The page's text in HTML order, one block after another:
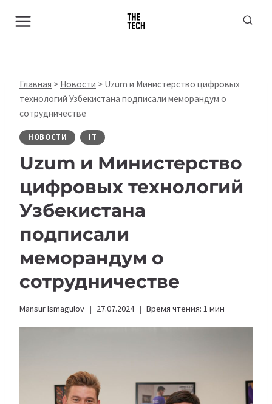
Главная > Новости > Uzum и Министерство цифровых
технологий Узбекистана подписали меморандум о
сотрудничестве
НОВОСТИ IT
Uzum и Министерство
цифровых технологий
Узбекистана
подписали
меморандум о
сотрудничестве
Mansur Ismagulov 27.07.2024 Время чтения: 1 мин